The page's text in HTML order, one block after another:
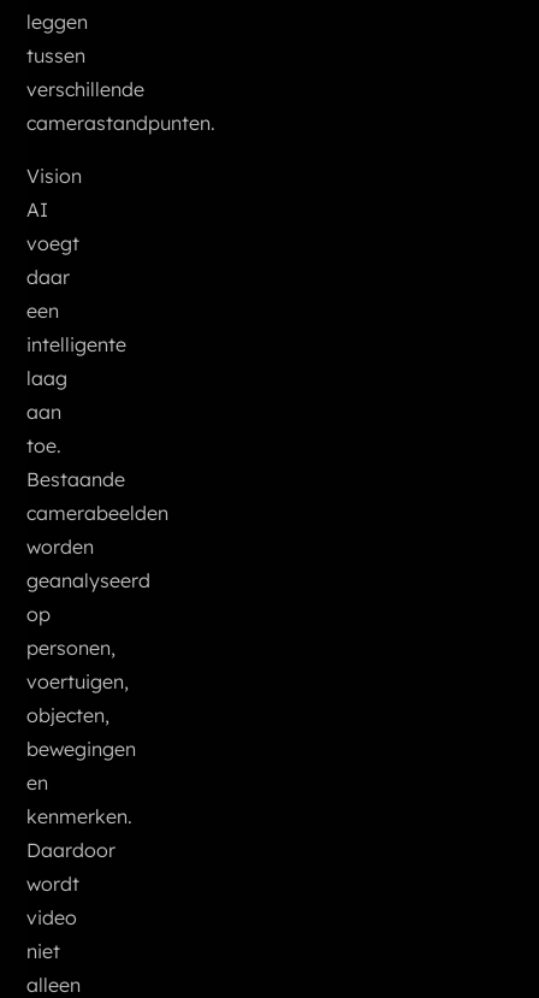
leggen
tussen
verschillende
camerastandpunten.
Vision
AI
voegt
daar
een
intelligente
laag
aan
toe.
Bestaande
camerabeelden
worden
geanalyseerd
op
personen,
voertuigen,
objecten,
bewegingen
en
kenmerken.
Daardoor
wordt
video
niet
alleen